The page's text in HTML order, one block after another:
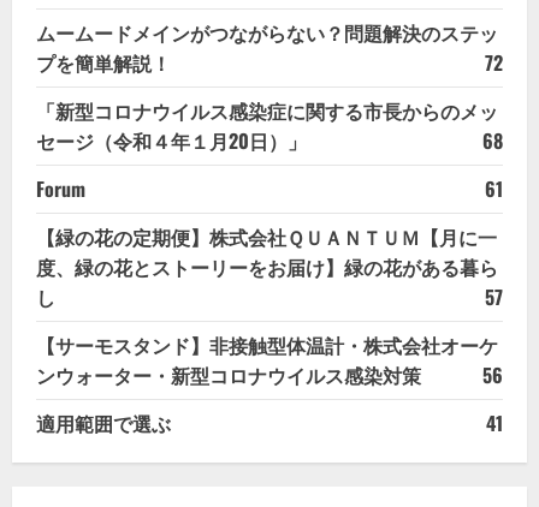
ムームードメインがつながらない？問題解決のステッ
プを簡単解説！
72
「新型コロナウイルス感染症に関する市長からのメッ
セージ（令和４年１月20日）」
68
Forum
61
【緑の花の定期便】株式会社ＱＵＡＮＴＵＭ【月に一
度、緑の花とストーリーをお届け】緑の花がある暮ら
し
57
【サーモスタンド】非接触型体温計・株式会社オーケ
ンウォーター・新型コロナウイルス感染対策
56
適用範囲で選ぶ
41